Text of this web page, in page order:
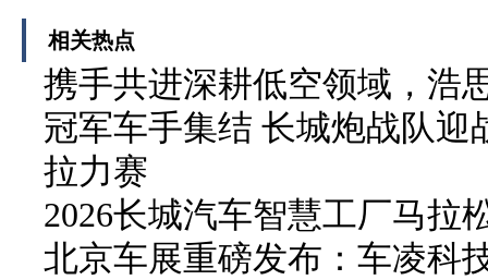
相关热点
携手共进深耕低空领域，浩
冠军车手集结 长城炮战队迎
拉力赛
2026长城汽车智慧工厂马拉
北京车展重磅发布：车凌科